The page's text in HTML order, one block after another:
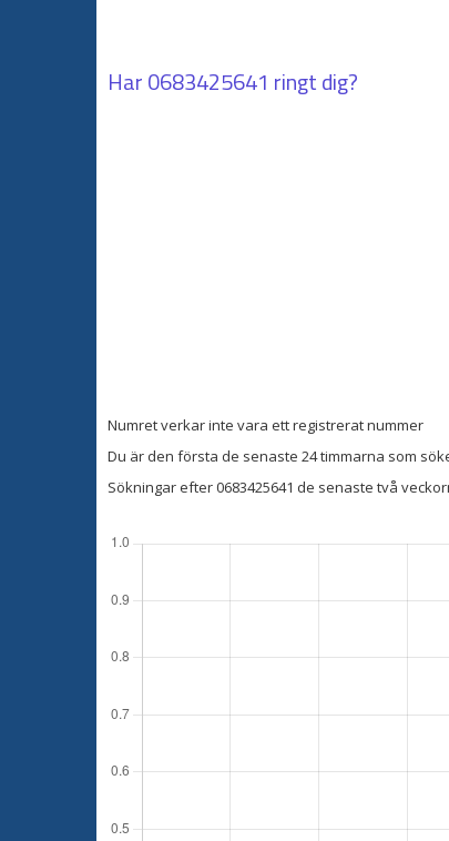
Har0683425641 ringt dig?
Numret verkar inte vara ett registrerat nummer
Du är den första de senaste 24 timmarna som
Sökningar efter 0683425641 de senaste två